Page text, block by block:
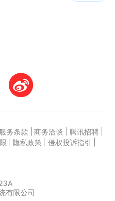
服务条款 商务洽谈 腾讯招聘
隐私政策 侵权投诉指引
有限公司